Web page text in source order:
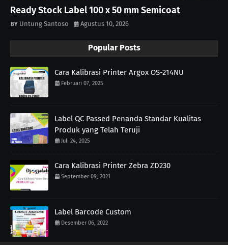
Ready Stock Label 100 x 50 mm Semicoat
Untung Santoso Agustus 10, 2026
Popular Posts
Cara Kalibrasi Printer Argox OS-214NU
Februari 07, 2025
Label QC Passed Penanda Standar Kualitas
Produk yang Telah Teruji
Juli 24, 2025
Cara Kalibrasi Printer Zebra ZD230
September 09, 2021
Label Barcode Custom
Desember 06, 2022